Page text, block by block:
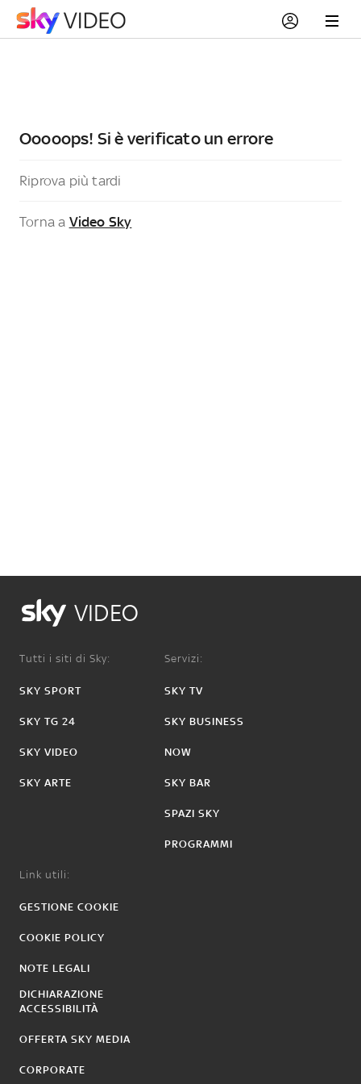
Ooooops! Si è verificato un errore
Riprova più tardi
Torna a Video Sky
VIDEO
Tutti i siti di Sky:
SKY SPORT
SKY TG 24
SKY VIDEO
SKY ARTE
Servizi:
SKY TV
SKY BUSINESS
NOW
SKY BAR
SPAZI SKY
PROGRAMMI
Link utili:
GESTIONE COOKIE
COOKIE POLICY
NOTE LEGALI
DICHIARAZIONE
ACCESSIBILITÀ
OFFERTA SKY MEDIA
CORPORATE